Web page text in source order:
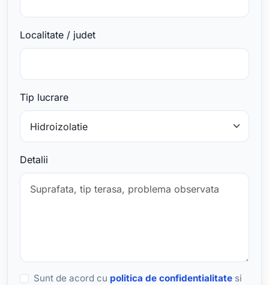
Localitate / judet
Tip lucrare
Detalii
Sunt de acord cu politica de confidentialitatesi